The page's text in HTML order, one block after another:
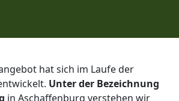
hat sich im Laufe der
Unter der Bezeichnung
in Aschaffenburg verstehen wir